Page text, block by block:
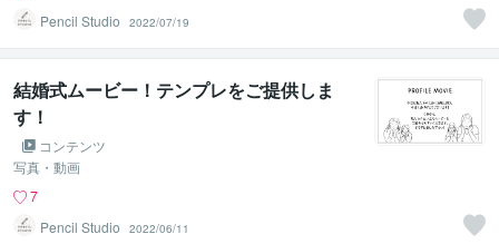
Pencil Studio
2022/07/19
結婚式ムービー！テンプレをご提供しま
す！
コンテンツ
写真・動画
7
Pencil Studio
2022/06/11